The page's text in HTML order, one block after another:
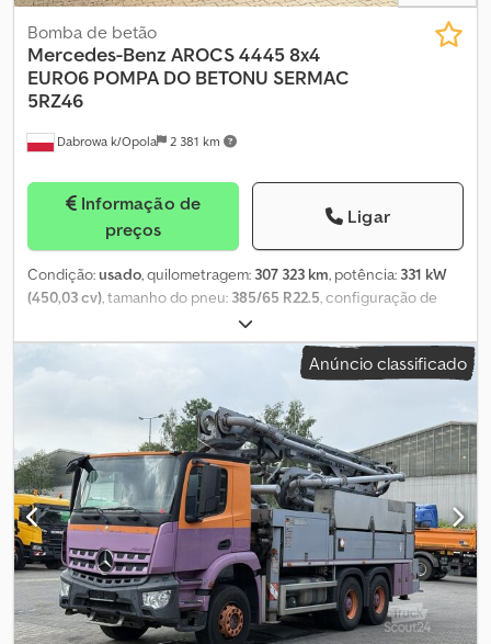
Dabrowa k/Opola 2 381 km
Bomba de betão
Mercedes-Benz AROCS 4445 8x4
EURO6 POMPA DO BETONU SERMAC
5RZ46
Informação de
preços
Ligar
Condição:usado, quilometragem: 307 323 km, potência: 331 kW
(450,03 cv), tamanho do pneu: 385/65 R22.5, configuração de
, tipo de engrenagem:
emissão:Euro 6, suspensão:aço, comprimento total:11 500 mm,
largura total:
4 000 mm, Ano de fabrico:
diferencial, espelho retrovisor elétrico, fecho centralizado,
regulação eléctrica dos vidros, = Opções e acessórios adicionais
= - Controlo da climatização - Lubrificação centralizada - Rádio -
Vidro do tejadilho = Mais informações = Material aplicável: Betão
Eixo 1: Tamanho dos pneus: 385/65 R22.5; Travões: travões de
tambor; Suspensão: suspensão de molas Eixo 2: Tamanho dos
pneus: 385/65 R22.5; Suspensão: suspensão de molas Chjdpfx
Aeynga Eecmea Eixo 4: Tamanho dos pneus: 315/80 R22.5;
Suspensão: suspensão de molas Peso vazio: 31.820 kg Capacidade
de carga: 2.180 kg GVW: 34.000 kg
Anúncio classificado